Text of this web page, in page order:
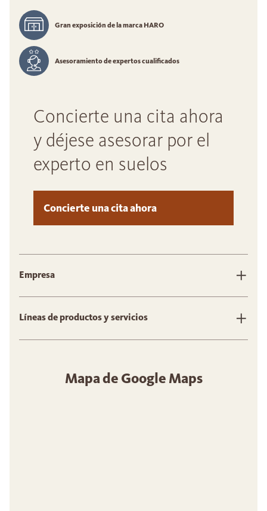
Gran exposición de la marca HARO
Asesoramiento de expertos cualificados
Concierte una cita ahora
y déjese asesorar por el
experto en suelos
Concierte una cita ahora
Empresa
Líneas de productos y servicios
Mapa de Google Maps